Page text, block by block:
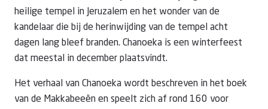
heilige tempel in Jeruzalem en het wonder van de
kandelaar die bij de herinwijding van de tempel acht
dagen lang bleef branden. Chanoeka is een winterfeest
dat meestal in december plaatsvindt.
Het verhaal van Chanoeka wordt beschreven in het boek
van de Makkabeeën en speelt zich af rond 160 voor